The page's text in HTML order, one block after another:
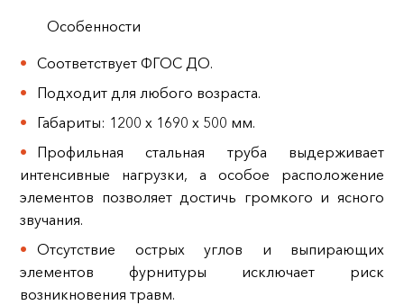
Особенности
Соответствует ФГОС ДО.
Подходит для любого возраста.
Габариты: 1200 х 1690 х 500 мм.
Профильная стальная труба выдерживает
интенсивные нагрузки, а особое расположение
элементов позволяет достичь громкого и ясного
звучания.
Отсутствие острых углов и выпирающих
элементов фурнитуры исключает риск
возникновения травм.